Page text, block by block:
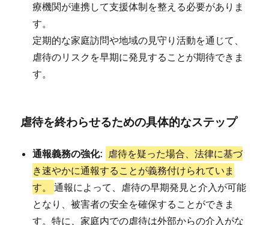
療機関が連携して支援体制を整える必要がありま
す。
定期的な家庭訪問や地域の見守り活動を通じて、
虐待のリスクを早期に発見することが期待できま
す。
虐待を終わらせるための具体的なステップ
通報義務の強化: 虐待を疑った場合、法律に基づ
き速やかに通報することが義務付けられていま
す。
通報によって、虐待の早期発見と介入が可能
となり、被害者の安全を確保することができま
す。特に、家庭内での虐待は外部からの介入がな